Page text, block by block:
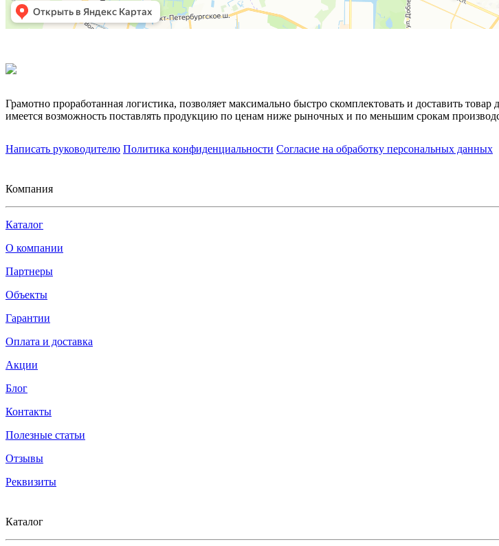
Грамотно проработанная логистика, позволяет максимально быстро скомплектовать и доставить
имеется возможность поставлять продукцию по ценам ниже рыночных и по меньшим срокам
Написать руководителю Политика конфиденциальности Согласие на обработку персональных данных
Компания
Каталог
О компании
Партнеры
Объекты
Гарантии
Оплата и доставка
Акции
Блог
Контакты
Полезные статьи
Отзывы
Реквизиты
Каталог